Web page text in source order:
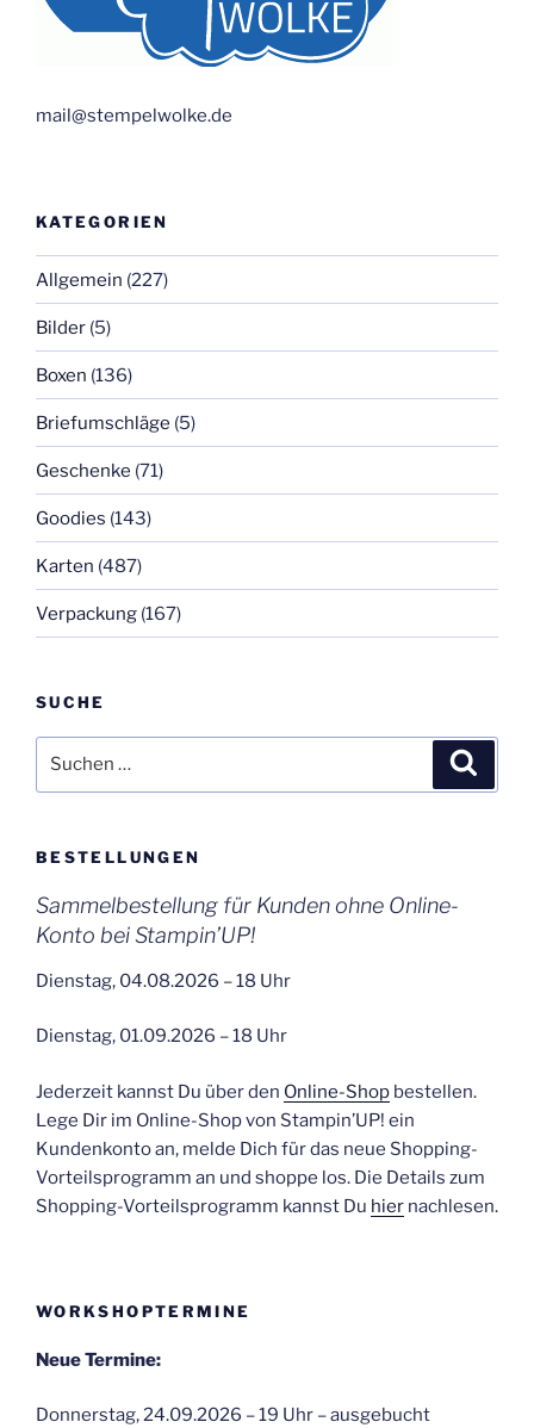
mail@stempelwolke.de
KATEGORIEN
Allgemein (227)
Bilder (5)
Boxen (136)
Briefumschläge (5)
Geschenke (71)
Goodies (143)
Karten (487)
Verpackung (167)
SUCHE
nach:
BESTELLUNGEN
Sammelbestellung für Kunden ohne Online-
Konto bei Stampin’UP!
Dienstag, 04.08.2026 – 18 Uhr
Dienstag, 01.09.2026 – 18 Uhr
Jederzeit kannst Du über den Online-Shop bestellen.
Lege Dir im Online-Shop von Stampin’UP! ein
Kundenkonto an, melde Dich für das neue Shopping-
Vorteilsprogramm an und shoppe los. Die Details zum
Shopping-Vorteilsprogramm kannst Du hier nachlesen.
WORKSHOPTERMINE
Neue Termine:
Donnerstag, 24.09.2026 – 19 Uhr – ausgebucht